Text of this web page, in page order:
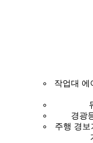
작업대 에
경광
주행 경보